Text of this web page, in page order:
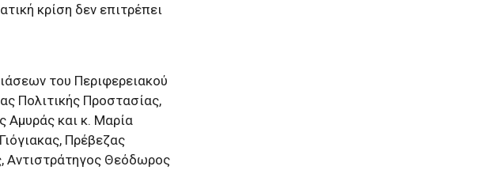
κρίση δεν επιτρέπει
του Περιφερειακού
Πολιτικής Προστασίας,
Αμυράς και κ. Μαρία
Πρέβεζας
Αντιστράτηγος Θεόδωρος